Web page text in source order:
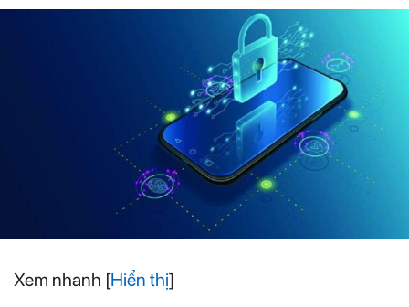
Xem nhanh [Hiển thị]